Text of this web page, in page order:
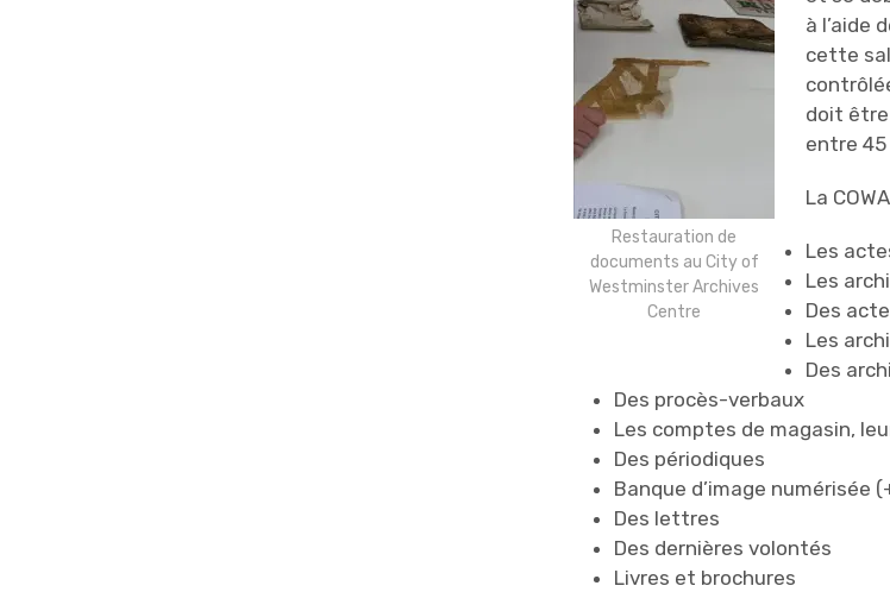
Restauration de
documents au City of
Westminster Archives
Centre
à l’aide
cette
doit être
entre 45
La
Les
Les
Des
Les
Des
Des procès-verbaux
Les comptes de magasin,
Des périodiques
Banque d’image numérisée
Des lettres
Des dernières volontés
Livres et brochures